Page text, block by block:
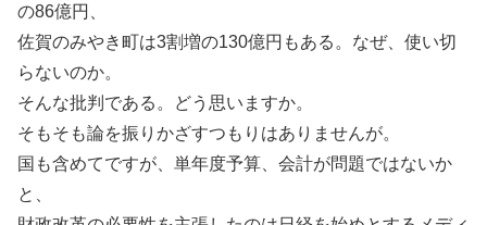
の86億円、
佐賀のみやき町は3割増の130億円もある。なぜ、使い切
らないのか。
そんな批判である。どう思いますか。
そもそも論を振りかざすつもりはありませんが。
国も含めてですが、単年度予算、会計が問題ではないか
と、